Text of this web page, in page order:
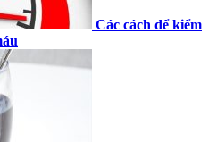
Các cách để kiểm